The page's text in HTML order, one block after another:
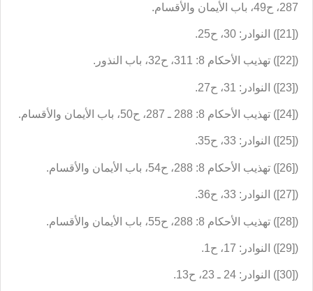
287، ح49، باب الأيمان والأقسام.
([21]) النوادر: 30، ح25.
([22]) تهذيب الأحكام 8: 311، ح32، باب النذور.
([23]) النوادر: 31، ح27.
([24]) تهذيب الأحكام 8: 288 ـ 287، ح50، باب الأيمان والأقسام.
([25]) النوادر: 33، ح35.
([26]) تهذيب الأحكام 8: 288، ح54، باب الأيمان والأقسام.
([27]) النوادر: 33، ح36.
([28]) تهذيب الأحكام 8: 288، ح55، باب الأيمان والأقسام.
([29]) النوادر: 17، ح1.
([30]) النوادر: 24 ـ 23، ح13.